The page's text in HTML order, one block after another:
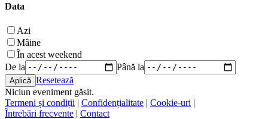
Data
Azi
Mâine
În acest weekend
De la
Până la
Resetează
Niciun eveniment găsit.
Termeni și condiții | Confidențialitate | Cookie-uri |
Întrebări frecvente | Contact